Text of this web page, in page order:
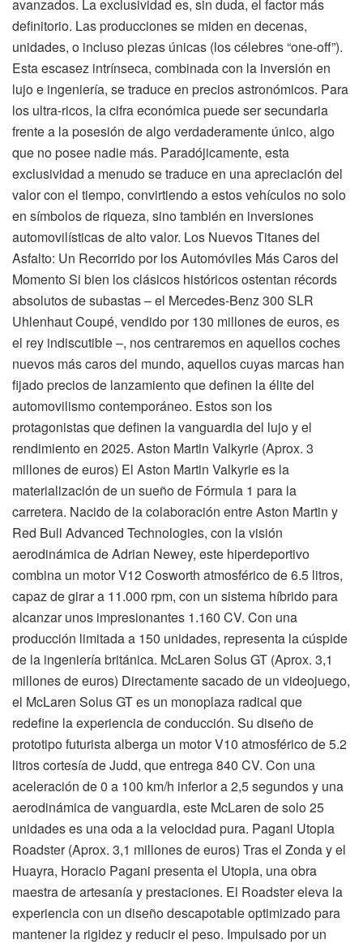
avanzados. La exclusividad es, sin duda, el factor más
definitorio. Las producciones se miden en decenas,
unidades, o incluso piezas únicas (los célebres “one-off”).
Esta escasez intrínseca, combinada con la inversión en
lujo e ingeniería, se traduce en precios astronómicos. Para
los ultra-ricos, la cifra económica puede ser secundaria
frente a la posesión de algo verdaderamente único, algo
que no posee nadie más. Paradójicamente, esta
exclusividad a menudo se traduce en una apreciación del
valor con el tiempo, convirtiendo a estos vehículos no solo
en símbolos de riqueza, sino también en inversiones
automovilísticas de alto valor. Los Nuevos Titanes del
Asfalto: Un Recorrido por los Automóviles Más Caros del
Momento Si bien los clásicos históricos ostentan récords
absolutos de subastas – el Mercedes-Benz 300 SLR
Uhlenhaut Coupé, vendido por 130 millones de euros, es
el rey indiscutible –, nos centraremos en aquellos coches
nuevos más caros del mundo, aquellos cuyas marcas han
fijado precios de lanzamiento que definen la élite del
automovilismo contemporáneo. Estos son los
protagonistas que definen la vanguardia del lujo y el
rendimiento en 2025. Aston Martin Valkyrie (Aprox. 3
millones de euros) El Aston Martin Valkyrie es la
materialización de un sueño de Fórmula 1 para la
carretera. Nacido de la colaboración entre Aston Martin y
Red Bull Advanced Technologies, con la visión
aerodinámica de Adrian Newey, este hiperdeportivo
combina un motor V12 Cosworth atmosférico de 6.5 litros,
capaz de girar a 11.000 rpm, con un sistema híbrido para
alcanzar unos impresionantes 1.160 CV. Con una
producción limitada a 150 unidades, representa la cúspide
de la ingeniería británica. McLaren Solus GT (Aprox. 3,1
millones de euros) Directamente sacado de un videojuego,
el McLaren Solus GT es un monoplaza radical que
redefine la experiencia de conducción. Su diseño de
prototipo futurista alberga un motor V10 atmosférico de 5.2
litros cortesía de Judd, que entrega 840 CV. Con una
aceleración de 0 a 100 km/h inferior a 2,5 segundos y una
aerodinámica de vanguardia, este McLaren de solo 25
unidades es una oda a la velocidad pura. Pagani Utopia
Roadster (Aprox. 3,1 millones de euros) Tras el Zonda y el
Huayra, Horacio Pagani presenta el Utopia, una obra
maestra de artesanía y prestaciones. El Roadster eleva la
experiencia con un diseño descapotable optimizado para
mantener la rigidez y reducir el peso. Impulsado por un